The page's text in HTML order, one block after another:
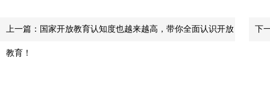
上一篇： 国家开放教育认知度也越来越高，带你全面认识开放
教育！
下